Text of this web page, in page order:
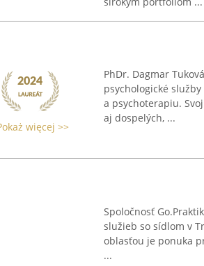
więcej >>
PhDr. Dagmar
psychologické
a psychoterapiu.
aj dospelých, ...
Spoločnosť
služieb so sídlom v
oblasťou je ponuka
...